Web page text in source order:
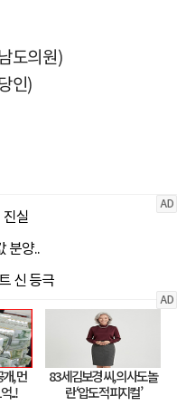
도의원)
인)